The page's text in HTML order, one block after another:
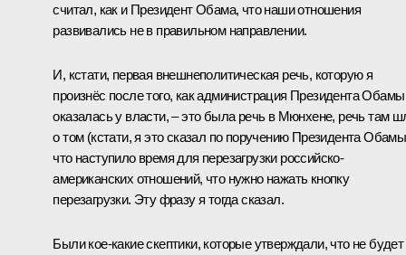
считал, как и Президент Обама, что наши отношения
развивались не в правильном направлении.
И, кстати, первая внешнеполитическая речь, которую я
произнёс после того, как администрация Президента Обамы
оказалась у власти, – это была речь в Мюнхене, речь там
о том (кстати, я это сказал по поручению Президента
что наступило время для перезагрузки российско-
американских отношений, что нужно нажать кнопку
перезагрузки. Эту фразу я тогда сказал.
Были кое‑какие скептики, которые утверждали, что не будет